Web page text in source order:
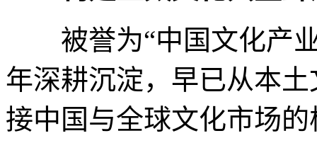
被誉为“中国文化产业
年深耕沉淀，早已从本
接中国与全球文化市场